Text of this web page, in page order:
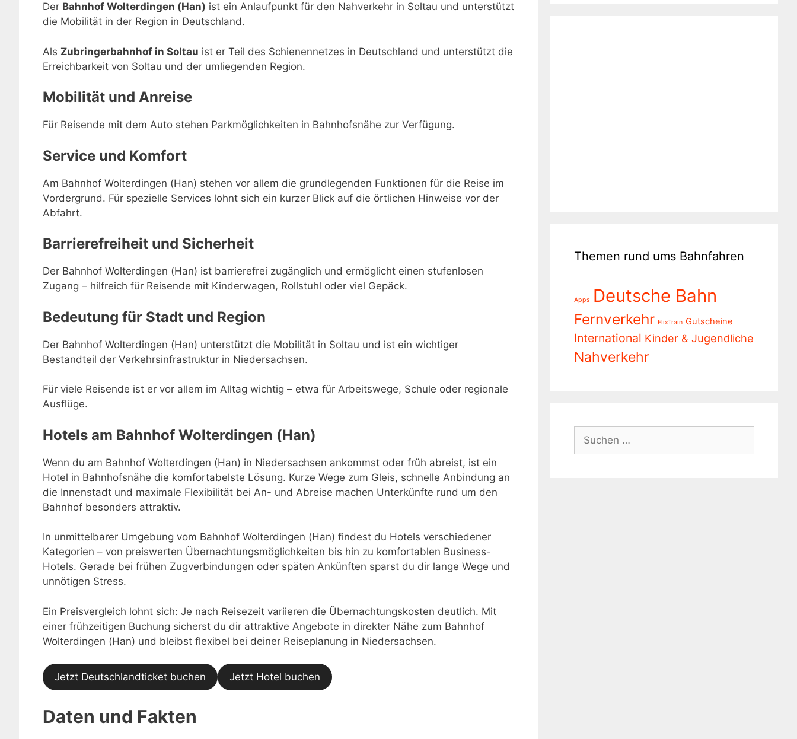
Der Bahnhof Wolterdingen (Han) ist ein Anlaufpunkt für den Nahverkehr in Soltau und unterstützt
die Mobilität in der Region in Deutschland.
Als Zubringerbahnhof in Soltau ist er Teil des Schienennetzes in Deutschland und unterstützt die
Erreichbarkeit von Soltau und der umliegenden Region.
Mobilität und Anreise
Für Reisende mit dem Auto stehen Parkmöglichkeiten in Bahnhofsnähe zur Verfügung.
Service und Komfort
Am Bahnhof Wolterdingen (Han) stehen vor allem die grundlegenden Funktionen für die Reise im
Vordergrund. Für spezielle Services lohnt sich ein kurzer Blick auf die örtlichen Hinweise vor der
Abfahrt.
Barrierefreiheit und Sicherheit
Der Bahnhof Wolterdingen (Han) ist barrierefrei zugänglich und ermöglicht einen stufenlosen
Zugang – hilfreich für Reisende mit Kinderwagen, Rollstuhl oder viel Gepäck.
Bedeutung für Stadt und Region
Der Bahnhof Wolterdingen (Han) unterstützt die Mobilität in Soltau und ist ein wichtiger
Bestandteil der Verkehrsinfrastruktur in Niedersachsen.
Für viele Reisende ist er vor allem im Alltag wichtig – etwa für Arbeitswege, Schule oder regionale
Ausflüge.
Hotels am Bahnhof Wolterdingen (Han)
Wenn du am Bahnhof Wolterdingen (Han) in Niedersachsen ankommst oder früh abreist, ist ein
Hotel in Bahnhofsnähe die komfortabelste Lösung. Kurze Wege zum Gleis, schnelle Anbindung an
die Innenstadt und maximale Flexibilität bei An- und Abreise machen Unterkünfte rund um den
Bahnhof besonders attraktiv.
In unmittelbarer Umgebung vom Bahnhof Wolterdingen (Han) findest du Hotels verschiedener
Kategorien – von preiswerten Übernachtungsmöglichkeiten bis hin zu komfortablen Business-
Hotels. Gerade bei frühen Zugverbindungen oder späten Ankünften sparst du dir lange Wege und
unnötigen Stress.
Ein Preisvergleich lohnt sich: Je nach Reisezeit variieren die Übernachtungskosten deutlich. Mit
einer frühzeitigen Buchung sicherst du dir attraktive Angebote in direkter Nähe zum Bahnhof
Wolterdingen (Han) und bleibst flexibel bei deiner Reiseplanung in Niedersachsen.
Jetzt Deutschlandticket buchen Jetzt Hotel buchen
Daten und Fakten
Themen rund ums Bahnfahren
Apps Deutsche Bahn
Fernverkehr FlixTrain Gutscheine
International Kinder & Jugendliche
Nahverkehr
nach: